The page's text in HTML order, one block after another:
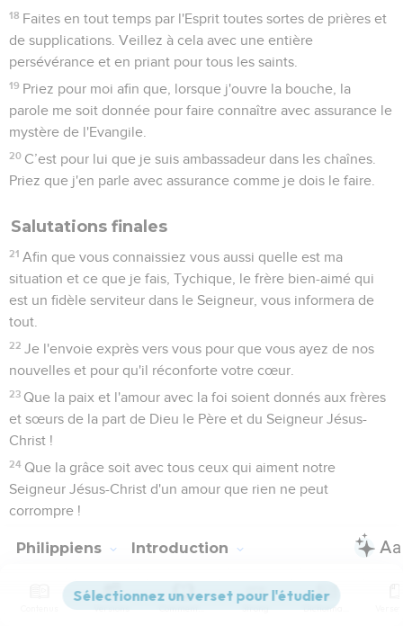
18 Faites en tout temps par l'Esprit toutes sortes de prières et
de supplications. Veillez à cela avec une entière
persévérance et en priant pour tous les saints.
19 Priez pour moi afin que, lorsque j'ouvre la bouche, la
parole me soit donnée pour faire connaître avec assurance le
mystère de l'Evangile.
20 C’est pour lui que je suis ambassadeur dans les chaînes.
Priez que j'en parle avec assurance comme je dois le faire.
Salutations finales
21 Afin que vous connaissiez vous aussi quelle est ma
situation et ce que je fais, Tychique, le frère bien-aimé qui
est un fidèle serviteur dans le Seigneur, vous informera de
tout.
22 Je l'envoie exprès vers vous pour que vous ayez de nos
nouvelles et pour qu'il réconforte votre cœur.
23 Que la paix et l'amour avec la foi soient donnés aux frères
et sœurs de la part de Dieu le Père et du Seigneur Jésus-
Christ !
24 Que la grâce soit avec tous ceux qui aiment notre
Seigneur Jésus-Christ d'un amour que rien ne peut
corrompre !
Philippiens Introduction
Versions Commentaires Strong